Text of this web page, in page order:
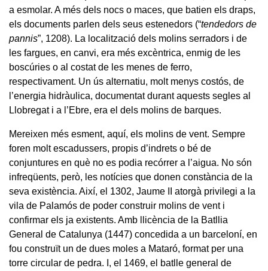
a esmolar. A més dels nocs o maces, que batien els draps,
els documents parlen dels seus estenedors (“tendedors de
pannis”, 1208). La localització dels molins serradors i de
les fargues, en canvi, era més excèntrica, enmig de les
boscúries o al costat de les menes de ferro,
respectivament. Un ús alternatiu, molt menys costós, de
l’energia hidràulica, documentat durant aquests segles al
Llobregat i a l’Ebre, era el dels molins de barques.
Mereixen més esment, aquí, els molins de vent. Sempre
foren molt escadussers, propis d’indrets o bé de
conjuntures en què no es podia recórrer a l’aigua. No són
infreqüents, però, les notícies que donen constància de la
seva existència. Així, el 1302, Jaume II atorgà privilegi a la
vila de Palamós de poder construir molins de vent i
confirmar els ja existents. Amb llicència de la Batllia
General de Catalunya (1447) concedida a un barceloní, en
fou construït un de dues moles a Mataró, format per una
torre circular de pedra. I, el 1469, el batlle general de